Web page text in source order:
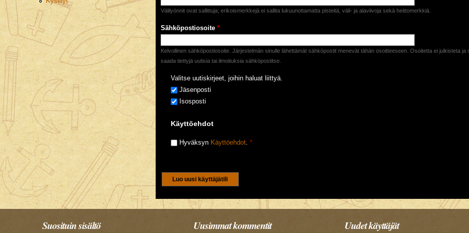
Välilyönnit ovat sallittuja; erikoismerkkejä ei sallita lukuunottamatta pisteitä, väli- ja alaviivoja sekä heittomerkkiä.
Sähköpostiosoite *
Kelvollinen sähköpostiosoite. Järjestelmän sinulle lähettämät sähköpostit menevät tähän osoitteeseen. Osoitetta ei julkisteta
saada tiettyjä uutisia tai ilmoituksia sähköpostitse.
Valitse uutiskirjeet, joihin haluat liittyä.
Jäsenposti
Isosposti
Käyttöehdot
Hyväksyn Käyttöehdot. *
CAPTCHA
Tällä kysymyksellä varmistetaan ettet ole robotti.
5+3
Suosituin sisältö Uusimmat kommentit Uudet käyttäjät